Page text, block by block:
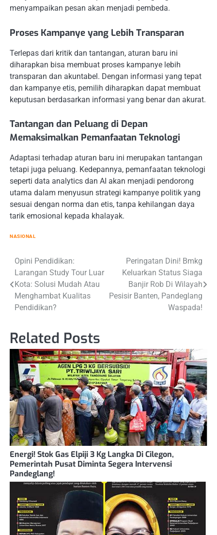
menyampaikan pesan akan menjadi pembeda.
Proses Kampanye yang Lebih Transparan
Terlepas dari kritik dan tantangan, aturan baru ini
diharapkan bisa membuat proses kampanye lebih
transparan dan akuntabel. Dengan informasi yang tepat
dan kampanye etis, pemilih diharapkan dapat membuat
keputusan berdasarkan informasi yang benar dan akurat.
Tantangan dan Peluang di Depan
Memaksimalkan Pemanfaatan Teknologi
Adaptasi terhadap aturan baru ini merupakan tantangan
tetapi juga peluang. Kedepannya, pemanfaatan teknologi
seperti data analytics dan AI akan menjadi pendorong
utama dalam menyusun strategi kampanye politik yang
sesuai dengan norma dan etis, tanpa kehilangan daya
tarik emosional kepada khalayak.
NASIONAL
Post
navigation
Opini Pendidikan:
Larangan Study Tour Luar
Kota: Solusi Mudah Atau
Menghambat Kualitas
Pendidikan?
Peringatan Dini! Bmkg
Keluarkan Status Siaga
Banjir Rob Di Wilayah
Pesisir Banten, Pandeglang
Waspada!
Related Posts
Energi! Stok Gas Elpiji 3 Kg Langka Di Cilegon,
Pemerintah Pusat Diminta Segera Intervensi
Pandeglang!